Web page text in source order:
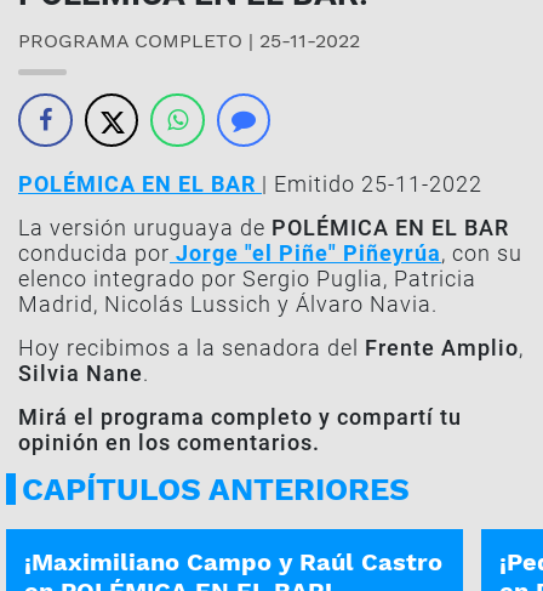
PROGRAMA COMPLETO | 25-11-2022
POLÉMICA EN EL BAR | Emitido 25-11-2022
La versión uruguaya de POLÉMICA EN EL BAR
conducida por Jorge "el Piñe" Piñeyrúa, con su
elenco integrado por Sergio Puglia, Patricia
Madrid, Nicolás Lussich y Álvaro Navia.
Hoy recibimos a la senadora del Frente Amplio,
Silvia Nane.
Mirá el programa completo y compartí tu
opinión en los comentarios.
CAPÍTULOS ANTERIORES
PROGRAMA COMPLETO | 24-07
¡Maximiliano Campo y Raúl Castro